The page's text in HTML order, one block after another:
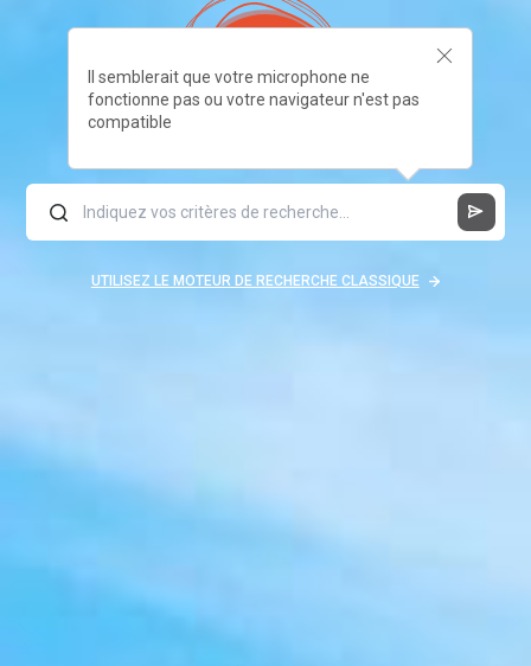
Il semblerait que votre microphone ne
fonctionne pas ou votre navigateur n'est pas
compatible
UTILISEZ LE MOTEUR DE RECHERCHE CLASSIQUE